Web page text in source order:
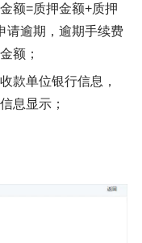
额=质押金额+质押
请逾期，逾期手续费
额；
款单位银行信息，
息显示；